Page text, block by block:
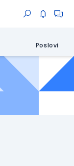
Poslovi